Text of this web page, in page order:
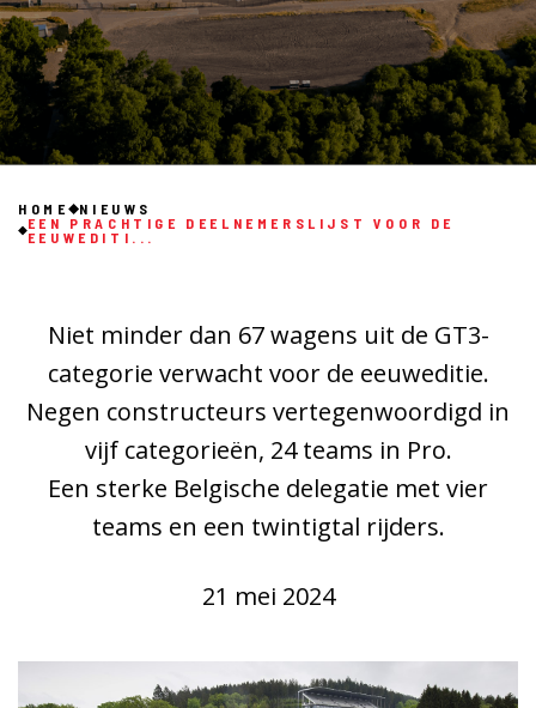
HOME
NIEUWS
EEN PRACHTIGE DEELNEMERSLIJST VOOR DE
EEUWEDITI...
Niet minder dan 67 wagens uit de GT3-
categorie verwacht voor de eeuweditie.
Negen constructeurs vertegenwoordigd in
vijf categorieën, 24 teams in Pro.
Een sterke Belgische delegatie met vier
teams en een twintigtal rijders.
21 mei 2024